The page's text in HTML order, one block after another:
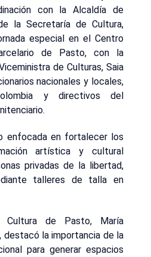
con la Alcaldía de
la Secretaría de Cultura,
especial en el Centro
de Pasto, con la
de Culturas, Saia
nacionales y locales,
y directivos del
enfocada en fortalecer los
artística y cultural
privadas de la libertad,
talleres de talla en
Cultura de Pasto, María
destacó la importancia de la
para generar espacios